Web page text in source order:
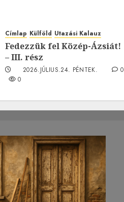
Címlap Külföld Utazási Kalauz
Fedezzük fel Közép-Ázsiát!
– III. rész
2026.JÚLIUS.24. PÉNTEK.
0
0